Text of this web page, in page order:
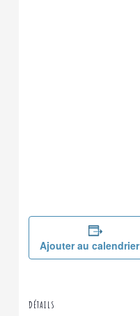
Ajouter au calendrier
DÉTAILS